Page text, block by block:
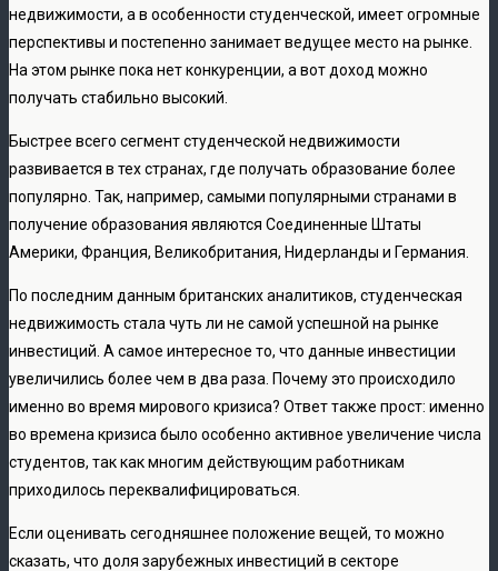
недвижимости, а в особенности студенческой, имеет огромные
перспективы и постепенно занимает ведущее место на рынке.
На этом рынке пока нет конкуренции, а вот доход можно
получать стабильно высокий.
Быстрее всего сегмент студенческой недвижимости
развивается в тех странах, где получать образование более
популярно. Так, например, самыми популярными странами в
получение образования являются Соединенные Штаты
Америки, Франция, Великобритания, Нидерланды и Германия.
По последним данным британских аналитиков, студенческая
недвижимость стала чуть ли не самой успешной на рынке
инвестиций. А самое интересное то, что данные инвестиции
увеличились более чем в два раза. Почему это происходило
именно во время мирового кризиса? Ответ также прост: именно
во времена кризиса было особенно активное увеличение числа
студентов, так как многим действующим работникам
приходилось переквалифицироваться.
Если оценивать сегодняшнее положение вещей, то можно
сказать, что доля зарубежных инвестиций в секторе